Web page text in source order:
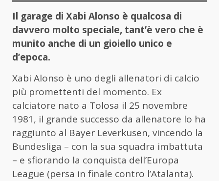
Il garage di Xabi Alonso è qualcosa di
davvero molto speciale, tant’è vero che è
munito anche di un gioiello unico e
d’epoca.
Xabi Alonso è uno degli allenatori di calcio
più promettenti del momento. Ex
calciatore nato a Tolosa il 25 novembre
1981, il grande successo da allenatore lo ha
raggiunto al Bayer Leverkusen, vincendo la
Bundesliga – con la sua squadra imbattuta
– e sfiorando la conquista dell’Europa
League (persa in finale contro l’Atalanta).